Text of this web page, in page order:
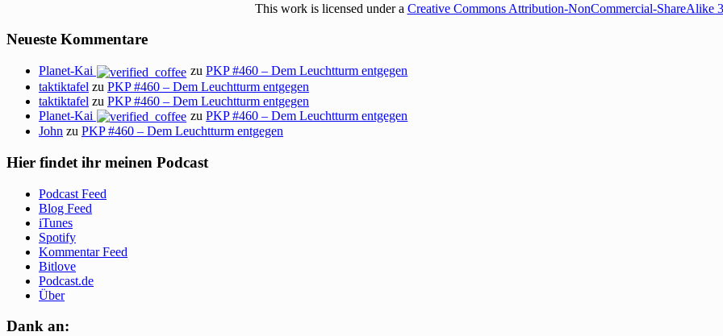
This work is licensed under a Creative Commons Attribution-NonCommercial-ShareAlike
Neueste Kommentare
Planet-Kai zuPKP #460 – Dem Leuchtturm entgegen
taktiktafel zu PKP #460 – Dem Leuchtturm entgegen
taktiktafel zu PKP #460 – Dem Leuchtturm entgegen
Planet-Kai
zuPKP #460 – Dem Leuchtturm entgegen
John zu PKP #460 – Dem Leuchtturm entgegen
Hier findet ihr meinen Podcast
Podcast Feed
Blog Feed
iTunes
Spotify
Kommentar Feed
Bitlove
Podcast.de
Über
Dank an: